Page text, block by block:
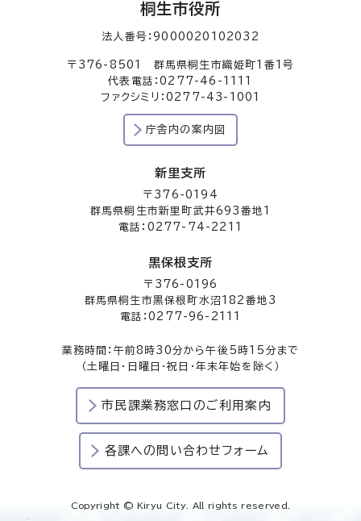
桐生市役所
法人番号：9000020102032
〒376-8501 群馬県桐生市織姫町1番1号
代表電話：0277-46-1111
ファクシミリ：0277-43-1001
庁舎内の案内図
新里支所
〒376-0194
群馬県桐生市新里町武井693番地1
電話：0277-74-2211
黒保根支所
〒376-0196
群馬県桐生市黒保根町水沼182番地3
電話：0277-96-2111
業務時間：午前8時30分から午後5時15分まで
（土曜日・日曜日・祝日・年末年始を除く）
市民課業務窓口のご利用案内
各課への問い合わせフォーム
Copyright © Kiryu City. All rights reserved.